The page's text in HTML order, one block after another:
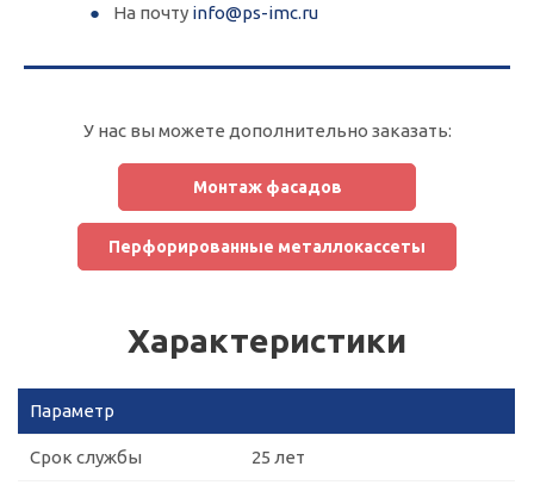
На почту info@ps-imc.ru
У нас вы можете дополнительно заказать:
Монтаж фасадов
Перфорированные металлокассеты
Характеристики
Параметр
Срок службы 25 лет